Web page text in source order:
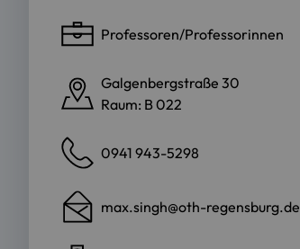
Professoren/Professorinnen
Galgenbergstraße 30
Raum: B 022
0941 943-5298
max.singh@oth-regensburg.de